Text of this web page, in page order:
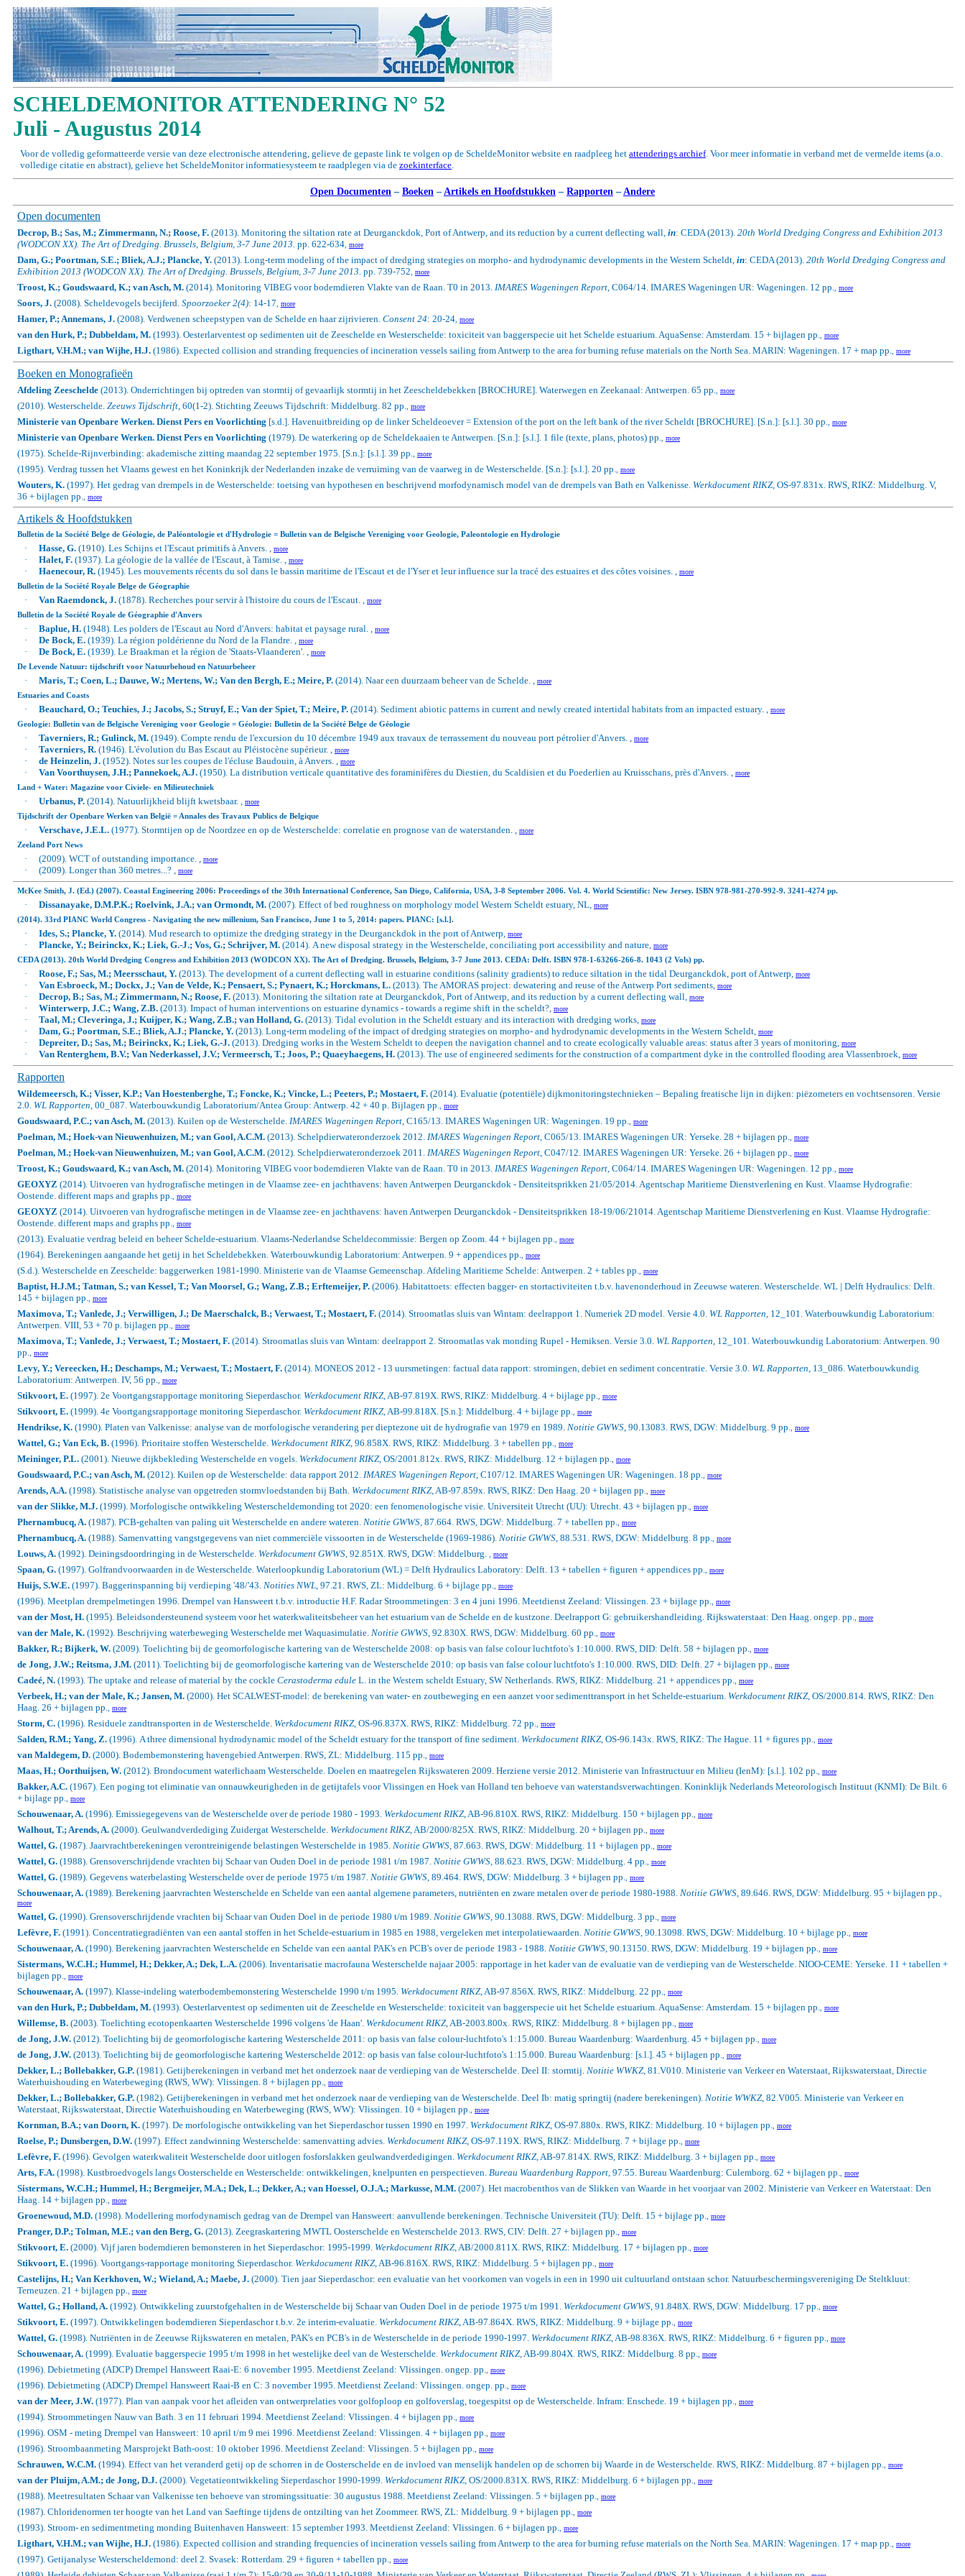
SCHELDEMONITOR ATTENDERING N° 52
Juli - Augustus 2014
Voor de volledig geformatteerde versie van deze electronische attendering, gelieve de gepaste link te volgen op de ScheldeMonitor website en raadpleeg het attenderings archief. Voor meer informatie in verband met de vermelde items (a.o.
volledige citatie en abstract), gelieve het ScheldeMonitor informatiesysteem te raadplegen via de zoekinterface.
Open Documenten – Boeken – Artikels en Hoofdstukken – Rapporten – Andere
Open documenten
Decrop, B.; Sas, M.; Zimmermann, N.; Roose, F. (2013). Monitoring the siltation rate at Deurganckdok, Port of Antwerp, and its reduction by a current deflecting wall, in: CEDA (2013). 20th World Dredging Congress and Exhibition 2013
(WODCON XX). The Art of Dredging. Brussels, Belgium, 3-7 June 2013. pp. 622-634 more
Dam, G.; Poortman, S.E.; Bliek, A.J.; Plancke, Y. (2013). Long-term modeling of the impact of dredging strategies on morpho- and hydrodynamic developments in the Western Scheldt, in: CEDA (2013). 20th World Dredging Congress and
Exhibition 2013 (WODCON XX). The Art of Dredging. Brussels, Belgium, 3-7 June 2013. pp. 739-752 more
Troost, K.; Goudswaard, K.; van Asch, M. (2014). Monitoring VIBEG voor bodemdieren Vlakte van de Raan. T0 in 2013. IMARES Wageningen Report, C064/14. IMARES Wageningen UR: Wageningen. 12 pp. more
Soors, J. (2008). Scheldevogels becijferd. Spoorzoeker 2(4): 14-17 more
Hamer, P.; Annemans, J. (2008). Verdwenen scheepstypen van de Schelde en haar zijrivieren. Consent 24: 20-24 more
van den Hurk, P.; Dubbeldam, M. (1993). Oesterlarventest op sedimenten uit de Zeeschelde en Westerschelde: toxiciteit van baggerspecie uit het Schelde estuarium. AquaSense: Amsterdam. 15 + bijlagen pp. more
Ligthart, V.H.M.; van Wijhe, H.J. (1986). Expected collision and stranding frequencies of incineration vessels sailing from Antwerp to the area for burning refuse materials on the North Sea. MARIN: Wageningen. 17 + map pp. more
Boeken en Monografieën
Afdeling Zeeschelde (2013). Onderrichtingen bij optreden van stormtij of gevaarlijk stormtij in het Zeescheldebekken [BROCHURE]. Waterwegen en Zeekanaal: Antwerpen. 65 pp. more
(2010). Westerschelde. Zeeuws Tijdschrift , 60(1-2). Stichting Zeeuws Tijdschrift: Middelburg. 82 pp. more
Ministerie van Openbare Werken. Dienst Pers en Voorlichting [s.d.]. Havenuitbreiding op de linker Scheldeoever = Extension of the port on the left bank of the river Scheldt [BROCHURE]. [S.n.]: [s.l.]. 30 pp. more
Ministerie van Openbare Werken. Dienst Pers en Voorlichting (1979). De waterkering op de Scheldekaaien te Antwerpen. [S.n.]: [s.l.]. 1 file (texte, plans, photos) pp. more
(1975). Schelde-Rijnverbinding: akademische zitting maandag 22 september 1975. [S.n.]: [s.l.]. 39 pp. more
(1995). Verdrag tussen het Vlaams gewest en het Koninkrijk der Nederlanden inzake de verruiming van de vaarweg in de Westerschelde. [S.n.]: [s.l.]. 20 pp. more
Wouters, K. (1997). Het gedrag van drempels in de Westerschelde: toetsing van hypothesen en beschrijvend morfodynamisch model van de drempels van Bath en Valkenisse. Werkdocument RIKZ, OS-97.831x. RWS, RIKZ: Middelburg. V,
36 + bijlagen pp.
more
Artikels & Hoofdstukken
Bulletin de la Société Belge de Géologie, de Paléontologie et d'Hydrologie = Bulletin van de Belgische Vereniging voor Geologie, Paleontologie en Hydrologie
· Hasse, G. (1910). Les Schijns et l'Escaut primitifs à Anvers. , more
· Halet, F. (1937). La géologie de la vallée de l'Escaut, à Tamise. , more
· Haenecour, R. (1945). Les mouvements récents du sol dans le bassin maritime de l'Escaut et de l'Yser et leur influence sur la tracé des estuaires et des côtes voisines. , more
Bulletin de la Société Royale Belge de Géographie
· Van Raemdonck, J. (1878). Recherches pour servir à l'histoire du cours de l'Escaut. , more
Bulletin de la Société Royale de Géographie d'Anvers
· Baplue, H. (1948). Les polders de l'Escaut au Nord d'Anvers: habitat et paysage rural. , more
· De Bock, E. (1939). La région poldérienne du Nord de la Flandre. , more
· De Bock, E. (1939). Le Braakman et la région de 'Staats-Vlaanderen'. , more
De Levende Natuur: tijdschrift voor Natuurbehoud en Natuurbeheer
· Maris, T.; Coen, L.; Dauwe, W.; Mertens, W.; Van den Bergh, E.; Meire, P. (2014). Naar een duurzaam beheer van de Schelde. , more
Estuaries and Coasts
· Beauchard, O.; Teuchies, J.; Jacobs, S.; Struyf, E.; Van der Spiet, T.; Meire, P. (2014). Sediment abiotic patterns in current and newly created intertidal habitats from an impacted estuary. , more
Geologie: Bulletin van de Belgische Vereniging voor Geologie = Géologie: Bulletin de la Société Belge de Géologie
· Taverniers, R.; Gulinck, M. (1949). Compte rendu de l'excursion du 10 décembre 1949 aux travaux de terrassement du nouveau port pétrolier d'Anvers. , more
· Taverniers, R. (1946). L'évolution du Bas Escaut au Pléistocène supérieur. , more
· de Heinzelin, J. (1952). Notes sur les coupes de l'écluse Baudouin, à Anvers. , more
· Van Voorthuysen, J.H.; Pannekoek, A.J. (1950). La distribution verticale quantitative des foraminifères du Diestien, du Scaldisien et du Poederlien au Kruisschans, près d'Anvers. , more
Land + Water: Magazine voor Civiele- en Milieutechniek
· Urbanus, P. (2014). Natuurlijkheid blijft kwetsbaar. , more
Tijdschrift der Openbare Werken van België = Annales des Travaux Publics de Belgique
· Verschave, J.E.L. (1977). Stormtijen op de Noordzee en op de Westerschelde: correlatie en prognose van de waterstanden. , more
Zeeland Port News
· (2009). WCT of outstanding importance. , more
· (2009). Longer than 360 metres...? , more
McKee Smith, J. (Ed.) (2007). Coastal Engineering 2006: Proceedings of the 30th International Conference, San Diego, California, USA, 3-8 September 2006. Vol. 4. World Scientific: New Jersey. ISBN 978-981-270-992-9. 3241-4274 pp.
· Dissanayake, D.M.P.K.; Roelvink, J.A.; van Ormondt, M. (2007). Effect of bed roughness on morphology model Western Scheldt estuary, NL, more
(2014). 33rd PIANC World Congress - Navigating the new millenium, San Francisco, June 1 to 5, 2014: papers. PIANC: [s.l.].
· Ides, S.; Plancke, Y. (2014). Mud research to optimize the dredging strategy in the Deurganckdok in the port of Antwerp, more
· Plancke, Y.; Beirinckx, K.; Liek, G.-J.; Vos, G.; Schrijver, M. (2014). A new disposal strategy in the Westerschelde, conciliating port accessibility and nature, more
CEDA (2013). 20th World Dredging Congress and Exhibition 2013 (WODCON XX). The Art of Dredging. Brussels, Belgium, 3-7 June 2013. CEDA: Delft. ISBN 978-1-63266-266-8. 1043 (2 Vols) pp.
· Roose, F.; Sas, M.; Meersschaut, Y. (2013). The development of a current deflecting wall in estuarine conditions (salinity gradients) to reduce siltation in the tidal Deurganckdok, port of Antwerp, more
· Van Esbroeck, M.; Dockx, J.; Van de Velde, K.; Pensaert, S.; Pynaert, K.; Horckmans, L. (2013). The AMORAS project: dewatering and reuse of the Antwerp Port sediments, more
· Decrop, B.; Sas, M.; Zimmermann, N.; Roose, F. (2013). Monitoring the siltation rate at Deurganckdok, Port of Antwerp, and its reduction by a current deflecting wall, more
· Winterwerp, J.C.; Wang, Z.B. (2013). Impact of human interventions on estuarine dynamics - towards a regime shift in the scheldt?, more
· Taal, M.; Cleveringa, J.; Kuijper, K.; Wang, Z.B.; van Holland, G. (2013). Tidal evolution in the Scheldt estuary and its interaction with dredging works, more
· Dam, G.; Poortman, S.E.; Bliek, A.J.; Plancke, Y. (2013). Long-term modeling of the impact of dredging strategies on morpho- and hydrodynamic developments in the Western Scheldt, more
· Depreiter, D.; Sas, M.; Beirinckx, K.; Liek, G.-J. (2013). Dredging works in the Western Scheldt to deepen the navigation channel and to create ecologically valuable areas: status after 3 years of monitoring, more
· Van Renterghem, B.V.; Van Nederkassel, J.V.; Vermeersch, T.; Joos, P.; Quaeyhaegens, H. (2013). The use of engineered sediments for the construction of a compartment dyke in the controlled flooding area Vlassenbroek, more
Rapporten
Wildemeersch, K.; Visser, K.P.; Van Hoestenberghe, T.; Foncke, K.; Vincke, L.; Peeters, P.; Mostaert, F. (2014). Evaluatie (potentiële) dijkmonitoringstechnieken – Bepaling freatische lijn in dijken: piëzometers en vochtsensoren. Versie
2.0. WL Rapporten , 00_087. Waterbouwkundig Laboratorium/Antea Group: Antwerp. 42 + 40 p. Bijlagen pp. more
Goudswaard, P.C.; van Asch, M. (2013). Kuilen op de Westerschelde. IMARES Wageningen Report , C165/13. IMARES Wageningen UR: Wageningen. 19 pp. more
Poelman, M.; Hoek-van Nieuwenhuizen, M.; van Gool, A.C.M. (2013). Schelpdierwateronderzoek 2012. IMARES Wageningen Report , C065/13. IMARES Wageningen UR: Yerseke. 28 + bijlagen pp. more
Poelman, M.; Hoek-van Nieuwenhuizen, M.; van Gool, A.C.M. (2012). Schelpdierwateronderzoek 2011. IMARES Wageningen Report , C047/12. IMARES Wageningen UR: Yerseke. 26 + bijlagen pp. more
Troost, K.; Goudswaard, K.; van Asch, M. (2014). Monitoring VIBEG voor bodemdieren Vlakte van de Raan. T0 in 2013. IMARES Wageningen Report , C064/14. IMARES Wageningen UR: Wageningen. 12 pp. more
GEOXYZ (2014). Uitvoeren van hydrografische metingen in de Vlaamse zee- en jachthavens: haven Antwerpen Deurganckdok - Densiteitsprikken 21/05/2014. Agentschap Maritieme Dienstverlening en Kust. Vlaamse Hydrografie:
Oostende. different maps and graphs pp.
more
GEOXYZ (2014). Uitvoeren van hydrografische metingen in de Vlaamse zee- en jachthavens: haven Antwerpen Deurganckdok - Densiteitsprikken 18-19/06/21014. Agentschap Maritieme Dienstverlening en Kust. Vlaamse Hydrografie:
Oostende. different maps and graphs pp.
more
(2013). Evaluatie verdrag beleid en beheer Schelde-estuarium. Vlaams-Nederlandse Scheldecommissie: Bergen op Zoom. 44 + bijlagen pp. more
(1964). Berekeningen aangaande het getij in het Scheldebekken. Waterbouwkundig Laboratorium: Antwerpen. 9 + appendices pp. more
(S.d.). Westerschelde en Zeeschelde: baggerwerken 1981-1990. Ministerie van de Vlaamse Gemeenschap. Afdeling Maritieme Schelde: Antwerpen. 2 + tables pp. more
Baptist, H.J.M.; Tatman, S.; van Kessel, T.; Van Moorsel, G.; Wang, Z.B.; Erftemeijer, P. (2006). Habitattoets: effecten bagger- en stortactiviteiten t.b.v. havenonderhoud in Zeeuwse wateren. Westerschelde. WL | Delft Hydraulics: Delft.
145 + bijlagen pp.
more
Maximova, T.; Vanlede, J.; Verwilligen, J.; De Maerschalck, B.; Verwaest, T.; Mostaert, F. (2014). Stroomatlas sluis van Wintam: deelrapport 1. Numeriek 2D model. Versie 4.0. WL Rapporten , 12_101. Waterbouwkundig Laboratorium:
Antwerpen. VIII, 53 + 70 p. bijlagen pp.
more
Maximova, T.; Vanlede, J.; Verwaest, T.; Mostaert, F. (2014). Stroomatlas sluis van Wintam: deelrapport 2. Stroomatlas vak monding Rupel - Hemiksen. Versie 3.0. WL Rapporten , 12_101. Waterbouwkundig Laboratorium: Antwerpen. 90
pp.
more
Levy, Y.; Vereecken, H.; Deschamps, M.; Verwaest, T.; Mostaert, F. (2014). MONEOS 2012 - 13 uursmetingen: factual data rapport: stromingen, debiet en sediment concentratie. Versie 3.0. WL Rapporten , 13_086. Waterbouwkundig
Laboratorium: Antwerpen. IV, 56 pp.
more
Stikvoort, E. (1997). 2e Voortgangsrapportage monitoring Sieperdaschor. Werkdocument RIKZ, AB-97.819X. RWS, RIKZ: Middelburg. 4 + bijlage pp. more
Stikvoort, E. (1999). 4e Voortgangsrapportage monitoring Sieperdaschor. Werkdocument RIKZ, AB-99.818X. [S.n.]: Middelburg. 4 + bijlage pp. more
Hendrikse, K. (1990). Platen van Valkenisse: analyse van de morfologische verandering per dieptezone uit de hydrografie van 1979 en 1989. Notitie GWWS , 90.13083. RWS, DGW: Middelburg. 9 pp. more
Wattel, G.; Van Eck, B. (1996). Prioritaire stoffen Westerschelde. Werkdocument RIKZ, 96.858X. RWS, RIKZ: Middelburg. 3 + tabellen pp. more
Meininger, P.L. (2001). Nieuwe dijkbekleding Westerschelde en vogels. Werkdocument RIKZ, OS/2001.812x. RWS, RIKZ: Middelburg. 12 + bijlagen pp. more
Goudswaard, P.C.; van Asch, M. (2012). Kuilen op de Westerschelde: data rapport 2012. IMARES Wageningen Report , C107/12. IMARES Wageningen UR: Wageningen. 18 pp. more
Arends, A.A. (1998). Statistische analyse van opgetreden stormvloedstanden bij Bath. Werkdocument RIKZ, AB-97.859x. RWS, RIKZ: Den Haag. 20 + bijlagen pp. more
van der Slikke, M.J. (1999). Morfologische ontwikkeling Westerscheldemonding tot 2020: een fenomenologische visie. Universiteit Utrecht (UU): Utrecht. 43 + bijlagen pp. more
Phernambucq, A. (1987). PCB-gehalten van paling uit Westerschelde en andere wateren. Notitie GWWS , 87.664. RWS, DGW: Middelburg. 7 + tabellen pp. more
Phernambucq, A. (1988). Samenvatting vangstgegevens van niet commerciële vissoorten in de Westerschelde (1969-1986). Notitie GWWS , 88.531. RWS, DGW: Middelburg. 8 pp. more
Louws, A. (1992). Deiningsdoordringing in de Westerschelde. Werkdocument GWWS , 92.851X. RWS, DGW: Middelburg. more
Spaan, G. (1997). Golfrandvoorwaarden in de Westerschelde. Waterloopkundig Laboratorium (WL) = Delft Hydraulics Laboratory: Delft. 13 + tabellen + figuren + appendices pp. more
Huijs, S.W.E. (1997). Baggerinspanning bij verdieping '48/'43. Notities NWL , 97.21. RWS, ZL: Middelburg. 6 + bijlage pp. more
(1996). Meetplan drempelmetingen 1996. Drempel van Hansweert t.b.v. introductie H.F. Radar Stroommetingen: 3 en 4 juni 1996. Meetdienst Zeeland: Vlissingen. 23 + bijlage pp. more
van der Most, H. (1995). Beleidsondersteunend systeem voor het waterkwaliteitsbeheer van het estuarium van de Schelde en de kustzone. Deelrapport G: gebruikershandleiding. Rijkswaterstaat: Den Haag. ongep. pp. more
van der Male, K. (1992). Beschrijving waterbeweging Westerschelde met Waquasimulatie. Notitie GWWS , 92.830X. RWS, DGW: Middelburg. 60 pp. more
Bakker, R.; Bijkerk, W. (2009). Toelichting bij de geomorfologische kartering van de Westerschelde 2008: op basis van false colour luchtfoto's 1:10.000. RWS, DID: Delft. 58 + bijlagen pp. more
de Jong, J.W.; Reitsma, J.M. (2011). Toelichting bij de geomorfologische kartering van de Westerschelde 2010: op basis van false colour luchtfoto's 1:10.000. RWS, DID: Delft. 27 + bijlagen pp. more
Cadeé, N. (1993). The uptake and release of material by the cockle Cerastoderma edule L. in the Western scheldt Estuary, SW Netherlands. RWS, RIKZ: Middelburg. 21 + appendices pp. more
Verbeek, H.; van der Male, K.; Jansen, M. (2000). Het SCALWEST-model: de berekening van water- en zoutbeweging en een aanzet voor sedimenttransport in het Schelde-estuarium. Werkdocument RIKZ, OS/2000.814. RWS, RIKZ: Den
Haag. 26 + bijlagen pp.
more
Storm, C. (1996). Residuele zandtransporten in de Westerschelde. Werkdocument RIKZ, OS-96.837X. RWS, RIKZ: Middelburg. 72 pp. more
Salden, R.M.; Yang, Z. (1996). A three dimensional hydrodynamic model of the Scheldt estuary for the transport of fine sediment. Werkdocument RIKZ, OS-96.143x. RWS, RIKZ: The Hague. 11 + figures pp. more
van Maldegem, D. (2000). Bodembemonstering havengebied Antwerpen. RWS, ZL: Middelburg. 115 pp. more
Maas, H.; Oorthuijsen, W. (2012). Brondocument waterlichaam Westerschelde. Doelen en maatregelen Rijkswateren 2009. Herziene versie 2012. Ministerie van Infrastructuur en Milieu (IenM): [s.l.]. 102 pp. more
Bakker, A.C. (1967). Een poging tot eliminatie van onnauwkeurigheden in de getijtafels voor Vlissingen en Hoek van Holland ten behoeve van waterstandsverwachtingen. Koninklijk Nederlands Meteorologisch Instituut (KNMI): De Bilt. 6
+ bijlage pp.
more
Schouwenaar, A. (1996). Emissiegegevens van de Westerschelde over de periode 1980 - 1993. Werkdocument RIKZ, AB-96.810X. RWS, RIKZ: Middelburg. 150 + bijlagen pp. more
Walhout, T.; Arends, A. (2000). Geulwandverdediging Zuidergat Westerschelde. Werkdocument RIKZ, AB/2000/825X. RWS, RIKZ: Middelburg. 20 + bijlagen pp. more
Wattel, G. (1987). Jaarvrachtberekeningen verontreinigende belastingen Westerschelde in 1985. Notitie GWWS , 87.663. RWS, DGW: Middelburg. 11 + bijlagen pp. more
Wattel, G. (1988). Grensoverschrijdende vrachten bij Schaar van Ouden Doel in de periode 1981 t/m 1987. Notitie GWWS , 88.623. RWS, DGW: Middelburg. 4 pp. more
Wattel, G. (1989). Gegevens waterbelasting Westerschelde over de periode 1975 t/m 1987. Notitie GWWS , 89.464. RWS, DGW: Middelburg. 3 + bijlagen pp. more
Schouwenaar, A. (1989). Berekening jaarvrachten Westerschelde en Schelde van een aantal algemene parameters, nutriënten en zware metalen over de periode 1980-1988. Notitie GWWS , 89.646. RWS, DGW: Middelburg. 95 + bijlagen pp.
more
Wattel, G. (1990). Grensoverschrijdende vrachten bij Schaar van Ouden Doel in de periode 1980 t/m 1989. Notitie GWWS , 90.13088. RWS, DGW: Middelburg. 3 pp. more
Lefèvre, F. (1991). Concentratiegradiënten van een aantal stoffen in het Schelde-estuarium in 1985 en 1988, vergeleken met interpolatiewaarden. Notitie GWWS , 90.13098. RWS, DGW: Middelburg. 10 + bijlage pp. more
Schouwenaar, A. (1990). Berekening jaarvrachten Westerschelde en Schelde van een aantal PAK's en PCB's over de periode 1983 - 1988. Notitie GWWS , 90.13150. RWS, DGW: Middelburg. 19 + bijlagen pp. more
Sistermans, W.C.H.; Hummel, H.; Dekker, A.; Dek, L.A. (2006). Inventarisatie macrofauna Westerschelde najaar 2005: rapportage in het kader van de evaluatie van de verdieping van de Westerschelde. NIOO-CEME: Yerseke. 11 + tabellen +
bijlagen pp.
more
Schouwenaar, A. (1997). Klasse-indeling waterbodembemonstering Westerschelde 1990 t/m 1995. Werkdocument RIKZ, AB-97.856X. RWS, RIKZ: Middelburg. 22 pp. more
van den Hurk, P.; Dubbeldam, M. (1993). Oesterlarventest op sedimenten uit de Zeeschelde en Westerschelde: toxiciteit van baggerspecie uit het Schelde estuarium. AquaSense: Amsterdam. 15 + bijlagen pp. more
Willemse, B. (2003). Toelichting ecotopenkaarten Westerschelde 1996 volgens 'de Haan'. Werkdocument RIKZ, AB-2003.800x. RWS, RIKZ: Middelburg. 8 + bijlagen pp. more
de Jong, J.W. (2012). Toelichting bij de geomorfologische kartering Westerschelde 2011: op basis van false colour-luchtfoto's 1:15.000. Bureau Waardenburg: Waardenburg. 45 + bijlagen pp. more
de Jong, J.W. (2013). Toelichting bij de geomorfologische kartering Westerschelde 2012: op basis van false colour-luchtfoto's 1:15.000. Bureau Waardenburg: [s.l.]. 45 + bijlagen pp. more
Dekker, L.; Bollebakker, G.P. (1981). Getijberekeningen in verband met het onderzoek naar de verdieping van de Westerschelde. Deel II: stormtij. Notitie WWKZ, 81.V010. Ministerie van Verkeer en Waterstaat, Rijkswaterstaat, Directie
Waterhuishouding en Waterbeweging (RWS, WW): Vlissingen. 8 + bijlagen pp.
more
Dekker, L.; Bollebakker, G.P. (1982). Getijberekeningen in verband met het onderzoek naar de verdieping van de Westerschelde. Deel Ib: matig springtij (nadere berekeningen). Notitie WWKZ, 82.V005. Ministerie van Verkeer en
Waterstaat, Rijkswaterstaat, Directie Waterhuishouding en Waterbeweging (RWS, WW): Vlissingen. 10 + bijlagen pp.
more
Kornman, B.A.; van Doorn, K. (1997). De morfologische ontwikkeling van het Sieperdaschor tussen 1990 en 1997. Werkdocument RIKZ, OS-97.880x. RWS, RIKZ: Middelburg. 10 + bijlagen pp. more
Roelse, P.; Dunsbergen, D.W. (1997). Effect zandwinning Westerschelde: samenvatting advies. Werkdocument RIKZ, OS-97.119X. RWS, RIKZ: Middelburg. 7 + bijlage pp. more
Lefèvre, F. (1996). Gevolgen waterkwaliteit Westerschelde door uitlogen fosforslakken geulwandverdedigingen. Werkdocument RIKZ, AB-97.814X. RWS, RIKZ: Middelburg. 3 + bijlagen pp. more
Arts, F.A. (1998). Kustbroedvogels langs Oosterschelde en Westerschelde: ontwikkelingen, knelpunten en perspectieven. Bureau Waardenburg Rapport , 97.55. Bureau Waardenburg: Culemborg. 62 + bijlagen pp. more
Sistermans, W.C.H.; Hummel, H.; Bergmeijer, M.A.; Dek, L.; Dekker, A.; van Hoessel, O.J.A.; Markusse, M.M. (2007). Het macrobenthos van de Slikken van Waarde in het voorjaar van 2002. Ministerie van Verkeer en Waterstaat: Den
Haag. 14 + bijlagen pp.
more
Groenewoud, M.D. (1998). Modellering morfodynamisch gedrag van de Drempel van Hansweert: aanvullende berekeningen. Technische Universiteit (TU): Delft. 15 + bijlage pp. more
Pranger, D.P.; Tolman, M.E.; van den Berg, G. (2013). Zeegraskartering MWTL Oosterschelde en Westerschelde 2013. RWS, CIV: Delft. 27 + bijlagen pp. more
Stikvoort, E. (2000). Vijf jaren bodemdieren bemonsteren in het Sieperdaschor: 1995-1999. Werkdocument RIKZ, AB/2000.811X. RWS, RIKZ: Middelburg. 17 + bijlagen pp. more
Stikvoort, E. (1996). Voortgangs-rapportage monitoring Sieperdaschor. Werkdocument RIKZ, AB-96.816X. RWS, RIKZ: Middelburg. 5 + bijlagen pp. more
Castelijns, H.; Van Kerkhoven, W.; Wieland, A.; Maebe, J. (2000). Tien jaar Sieperdaschor: een evaluatie van het voorkomen van vogels in een in 1990 uit cultuurland ontstaan schor. Natuurbeschermingsvereniging De Steltkluut:
Terneuzen. 21 + bijlagen pp.
more
Wattel, G.; Holland, A. (1992). Ontwikkeling zuurstofgehalten in de Westerschelde bij Schaar van Ouden Doel in de periode 1975 t/m 1991. Werkdocument GWWS , 91.848X. RWS, DGW: Middelburg. 17 pp. more
Stikvoort, E. (1997). Ontwikkelingen bodemdieren Sieperdaschor t.b.v. 2e interim-evaluatie. Werkdocument RIKZ, AB-97.864X. RWS, RIKZ: Middelburg. 9 + bijlage pp. more
Wattel, G. (1998). Nutriënten in de Zeeuwse Rijkswateren en metalen, PAK's en PCB's in de Westerschelde in de periode 1990-1997. Werkdocument RIKZ, AB-98.836X. RWS, RIKZ: Middelburg. 6 + figuren pp. more
Schouwenaar, A. (1999). Evaluatie baggerspecie 1995 t/m 1998 in het westelijke deel van de Westerschelde. Werkdocument RIKZ, AB-99.804X. RWS, RIKZ: Middelburg. 8 pp. more
(1996). Debietmeting (ADCP) Drempel Hansweert Raai-E: 6 november 1995. Meetdienst Zeeland: Vlissingen. ongep. pp. more
(1996). Debietmeting (ADCP) Drempel Hansweert Raai-B en C: 3 november 1995. Meetdienst Zeeland: Vlissingen. ongep. pp. more
van der Meer, J.W. (1977). Plan van aanpak voor het afleiden van ontwerprelaties voor golfoploop en golfoverslag, toegespitst op de Westerschelde. Infram: Enschede. 19 + bijlagen pp. more
(1994). Stroommetingen Nauw van Bath. 3 en 11 februari 1994. Meetdienst Zeeland: Vlissingen. 4 + bijlagen pp. more
(1996). OSM - meting Drempel van Hansweert: 10 april t/m 9 mei 1996. Meetdienst Zeeland: Vlissingen. 4 + bijlagen pp. more
(1996). Stroombaanmeting Marsprojekt Bath-oost: 10 oktober 1996. Meetdienst Zeeland: Vlissingen. 5 + bijlagen pp. more
Schrauwen, W.C.M. (1994). Effect van het veranderd getij op de schorren in de Oosterschelde en de invloed van menselijk handelen op de schorren bij Waarde in de Westerschelde. RWS, RIKZ: Middelburg. 87 + bijlagen pp. more
van der Pluijm, A.M.; de Jong, D.J. (2000). Vegetatieontwikkeling Sieperdaschor 1990-1999. Werkdocument RIKZ, OS/2000.831X. RWS, RIKZ: Middelburg. 6 + bijlagen pp. more
(1988). Meetresultaten Schaar van Valkenisse ten behoeve van stromingssituatie: 30 augustus 1988. Meetdienst Zeeland: Vlissingen. 5 + bijlagen pp. more
(1987). Chloridenormen ter hoogte van het Land van Saeftinge tijdens de ontzilting van het Zoommeer. RWS, ZL: Middelburg. 9 + bijlagen pp. more
(1993). Stroom- en sedimentmeting monding Buitenhaven Hansweert: 15 september 1993. Meetdienst Zeeland: Vlissingen. 6 + bijlagen pp. more
Ligthart, V.H.M.; van Wijhe, H.J. (1986). Expected collision and stranding frequencies of incineration vessels sailing from Antwerp to the area for burning refuse materials on the North Sea. MARIN: Wageningen. 17 + map pp. more
(1997). Getijanalyse Westerscheldemond: deel 2. Svasek: Rotterdam. 29 + figuren + tabellen pp. more